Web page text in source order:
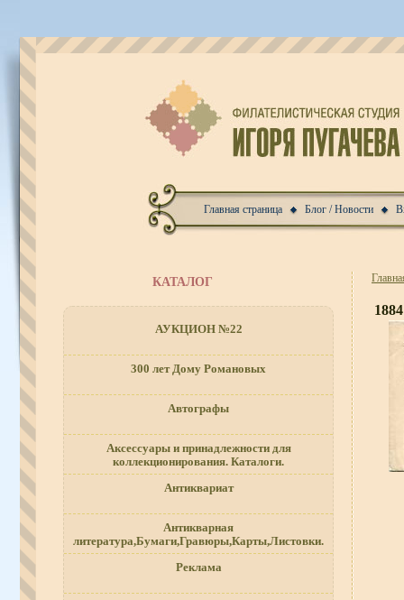
Главная страница Блог / Новости
КАТАЛОГ
АУКЦИОН №22
300 лет Дому Романовых
Автографы
Аксессуары и принадлежности для
коллекционирования. Каталоги.
Антиквариат
Антикварная
литература,Бумаги,Гравюры,Карты,Листовки.
Реклама